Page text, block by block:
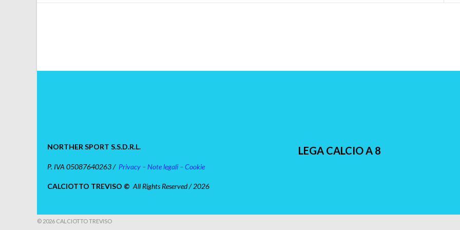
NORTHER SPORT S.S.D.R.L.
P. IVA 05087640263 / Privacy – Note legali – Cookie
CALCIOTTO TREVISO © All Rights Reserved / 2026
LEGA CALCIO A 8
© 2026 CALCIOTTO TREVISO